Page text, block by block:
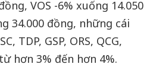
VOS -6% xuống 14.050
34.000 đồng, những cái
TDP, GSP, ORS, QCG,
hơn 3% đến hơn 4%.